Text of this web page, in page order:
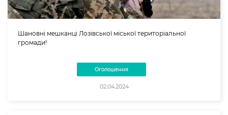
Шановні мешканці Лозівської міської територіальної
громади!
Оголошення
02.04.2024